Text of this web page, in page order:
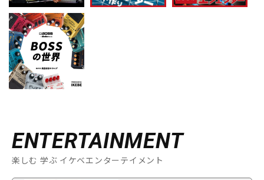
ENTERTAINMENT
楽しむ 学ぶ イケベエンターテイメント